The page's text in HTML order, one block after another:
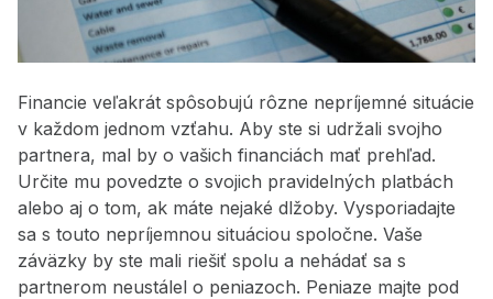
Financie veľakrát spôsobujú rôzne nepríjemné situácie
v každom jednom vzťahu. Aby ste si udržali svojho
partnera, mal by o vašich financiách mať prehľad.
Určite mu povedzte o svojich pravidelných platbách
alebo aj o tom, ak máte nejaké dlžoby. Vysporiadajte
sa s touto nepríjemnou situáciou spoločne. Vaše
záväzky by ste mali riešiť spolu a nehádať sa s
partnerom neustálel o peniazoch. Peniaze majte pod